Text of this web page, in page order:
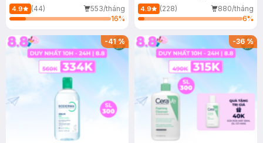
Mới)
4.9 (44)
553/tháng
16%
4.9 (228)
880/tháng
6%
-41% -36%